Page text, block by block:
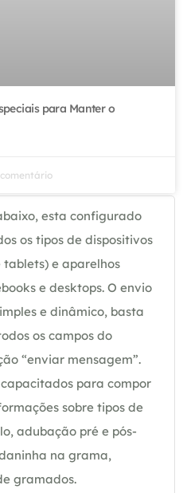
para Manter o
esta configurado
os tipos de dispositivos
tablets) e aparelhos
e desktops. O envio
e dinâmico, basta
os campos do
“enviar mensagem”.
para compor
sobre tipos de
adubação pré e pós-
na grama,
gramados.